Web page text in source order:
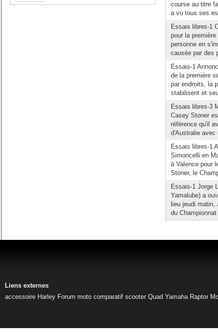
course au titre
a vu tous ses
Essais libres-1
pour la
personne en
causée par des
Essais-1
de la première
par endroits, la
stabilisent et
Essais libres-3
Casey Stoner
référence qu'il
d'Australie avec
Essais libres-1
Simoncelli en
à Valence pour
Stoner, le
Essais-1 Jorge
Yamalube) a
lieu jeudi
du
Liens externes
accessoire Harley Forum moto comparatif scooter Quad Yamaha Raptor